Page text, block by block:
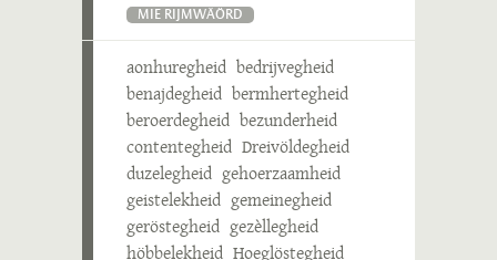
MIE RIJMWÄÖRD
aonhuregheid bedrijvegheid
benajdegheid bermhertegheid
beroerdegheid bezunderheid
contentegheid Dreivöldegheid
duzelegheid gehoerzaamheid
geistelekheid gemeinegheid
geröstegheid gezèllegheid
höbbelekheid Hoeglöstegheid